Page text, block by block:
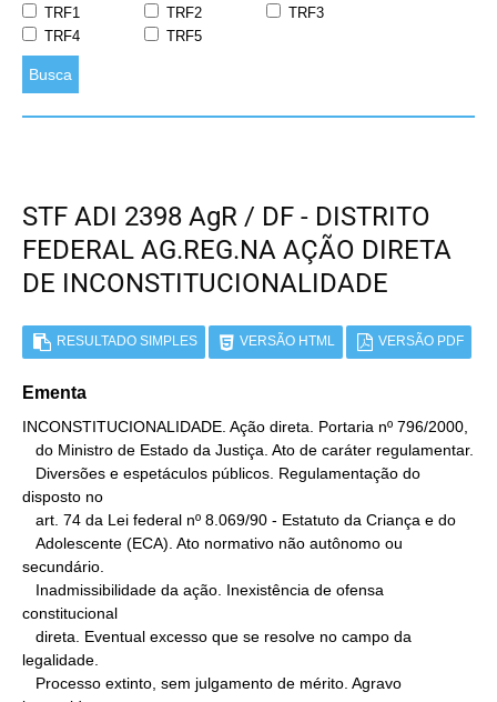
TRF1
TRF2
TRF3
TRF4
TRF5
Busca
STF ADI 2398 AgR / DF - DISTRITO
FEDERAL AG.REG.NA AÇÃO DIRETA
DE INCONSTITUCIONALIDADE
RESULTADO SIMPLES VERSÃO HTML VERSÃO PDF
Ementa
INCONSTITUCIONALIDADE. Ação direta. Portaria nº 796/2000,
disposto no
secundário.
constitucional
legalidade.